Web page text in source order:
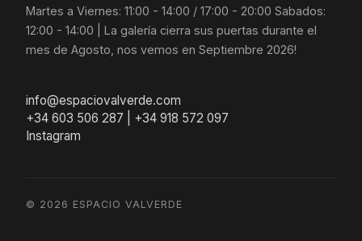
Martes a Viernes: 11:00 - 14:00 / 17:00 - 20:00 Sabados:
12:00 - 14:00 | La galería cierra sus puertas durante el
mes de Agosto, nos vemos en Septiembre 2026!
info@espaciovalverde.com
+34 603 506 287 | +34 918 572 097
Instagram
© 2026 ESPACIO VALVERDE